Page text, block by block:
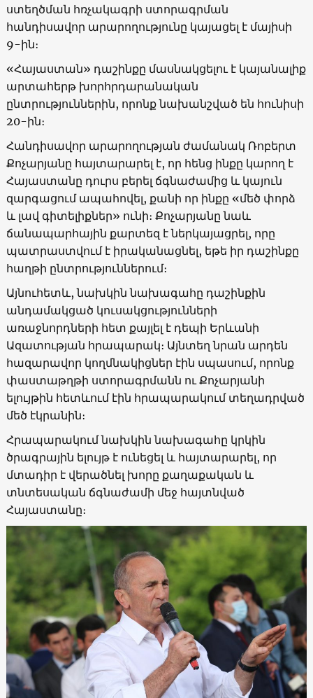
ստեղծման հռչակագրի ստորագրման
հանդիսավոր արարողությունը կայացել է մայիսի
9-ին։
«Հայաստան» դաշինքը մասնակցելու է կայանալիք
արտահերթ խորհրդարանական
ընտրություններին, որոնք նախանշված են հունիսի
20-ին։
Հանդիսավոր արարողության ժամանակ Ռոբերտ
Քոչարյանը հայտարարել է, որ հենց ինքը կարող է
Հայաստանը դուրս բերել ճգնաժամից և կայուն
զարգացում ապահովել, քանի որ ինքը «մեծ փորձ
և լավ գիտելիքներ» ունի։ Քոչարյանը նաև
ճանապարհային քարտեզ է ներկայացրել, որը
պատրաստվում է իրականացնել, եթե իր դաշինքը
հաղթի ընտրություններում։
Այնուհետև, նախկին նախագահը դաշինքին
անդամակցած կուսակցությունների
առաջնորդների հետ քայլել է դեպի Երևանի
Ազատության հրապարակ։ Այնտեղ նրան արդեն
հազարավոր կողմնակիցներ էին սպասում, որոնք
փաստաթղթի ստորագրմանն ու Քոչարյանի
ելույթին հետևում էին հրապարակում տեղադրված
մեծ էկրանին։
Հրապարակում նախկին նախագահը կրկին
ծրագրային ելույթ է ունեցել և հայտարարել, որ
մտադիր է վերածնել խորը քաղաքական և
տնտեսական ճգնաժամի մեջ հայտնված
Հայաստանը։